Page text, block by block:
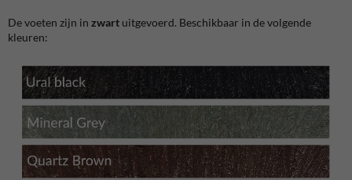
De voeten zijn in zwart uitgevoerd. Beschikbaar in de volgende
kleuren: